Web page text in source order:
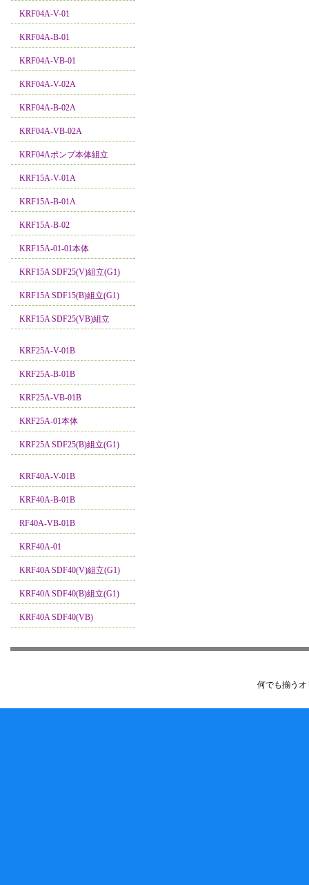
KRF04A-V-01
KRF04A-B-01
KRF04A-VB-01
KRF04A-V-02A
KRF04A-B-02A
KRF04A-VB-02A
KRF04Aポンプ本体組立
KRF15A-V-01A
KRF15A-B-01A
KRF15A-B-02
KRF15A-01-01本体
KRF15A SDF25(V)組立(G1)
KRF15A SDF15(B)組立(G1)
KRF15A SDF25(VB)組立
KRF25A-V-01B
KRF25A-B-01B
KRF25A-VB-01B
KRF25A-01本体
KRF25A SDF25(B)組立(G1)
KRF40A-V-01B
KRF40A-B-01B
RF40A-VB-01B
KRF40A-01
KRF40A SDF40(V)組立(G1)
KRF40A SDF40(B)組立(G1)
KRF40A SDF40(VB)
何でも揃う